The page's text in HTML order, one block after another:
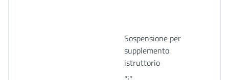
Sospensione per
supplemento
istruttorio